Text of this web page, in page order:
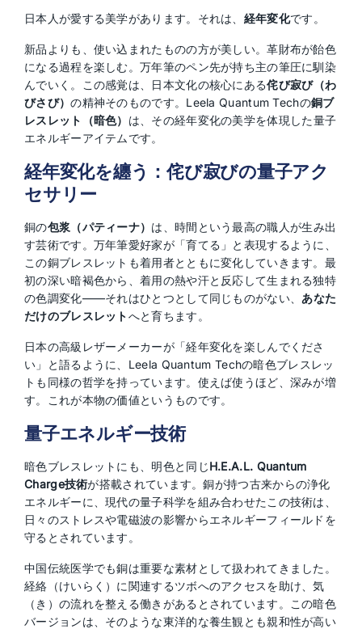
日本人が愛する美学があります。それは、 経年変化です。
新品よりも、使い込まれたものの方が美しい。革財布が飴色
になる過程を楽しむ。万年筆のペン先が持ち主の筆圧に馴染
んでいく。この感覚は、日本文化の核心にある侘び寂び（わ
びさび）の精神そのものです。Leela Quantum Techの銅ブ
レスレット（暗色） は、その経年変化の美学を体現した量子
エネルギーアイテムです。
経年変化を纏う：侘び寂びの量子アク
セサリー
銅の包浆（パティーナ） は、時間という最高の職人が生み出
す芸術です。万年筆愛好家が「育てる」と表現するように、
この銅ブレスレットも着用者とともに変化していきます。最
初の深い暗褐色から、着用の熱や汗と反応して生まれる独特
の色調変化——それはひとつとして同じものがない、 あなた
だけのブレスレットへと育ちます。
日本の高級レザーメーカーが「経年変化を楽しんでくださ
い」と語るように、Leela Quantum Techの暗色ブレスレッ
トも同様の哲学を持っています。使えば使うほど、深みが増
す。これが本物の価値というものです。
量子エネルギー技術
暗色ブレスレットにも、明色と同じH.E.A.L. Quantum
Charge技術が搭載されています。銅が持つ古来からの浄化
エネルギーに、現代の量子科学を組み合わせたこの技術は、
日々のストレスや電磁波の影響からエネルギーフィールドを
守るとされています。
中国伝統医学でも銅は重要な素材として扱われてきました。
経絡（けいらく）に関連するツボへのアクセスを助け、気
（き）の流れを整える働きがあるとされています。この暗色
バージョンは、そのような東洋的な養生観とも親和性が高い